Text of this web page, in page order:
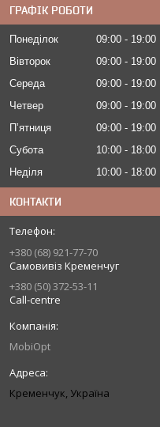
ГРАФІК РОБОТИ
Понеділок 09:00
19:00
Вівторок
09:00
19:00
Середа
09:00
19:00
Четвер
09:00
19:00
Пʼятниця
09:00
19:00
Субота
10:00
18:00
Неділя
10:00 18:00
КОНТАКТИ
+380 (68) 921-77-70
Самовивіз Кременчуг
+380 (50) 372-53-11
Call-centre
MobiOpt
Кременчук, Україна